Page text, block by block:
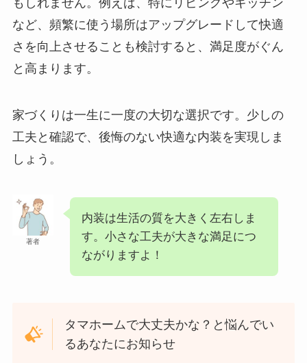
など、頻繁に使う場所はアップグレードして快適
さを向上させることも検討すると、満足度がぐん
と高まります。
家づくりは一生に一度の大切な選択です。少しの
工夫と確認で、後悔のない快適な内装を実現しま
しょう。
著者
内装は生活の質を大きく左右しま
す。小さな工夫が大きな満足につ
ながりますよ！
タマホームで大丈夫かな？と悩んでい
るあなたにお知らせ